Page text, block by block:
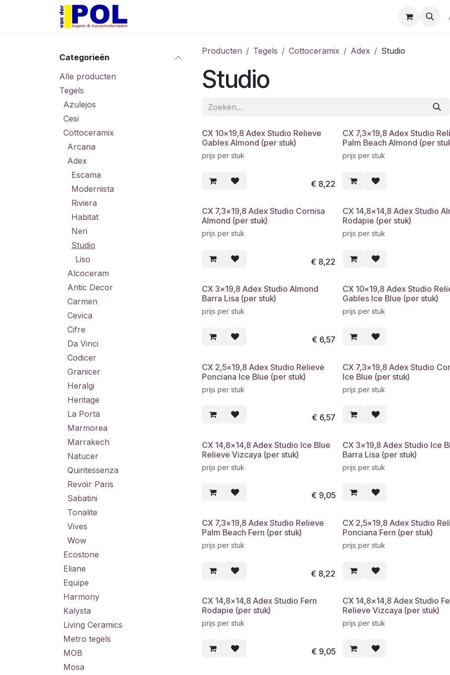
Overslaan naar inhoud
Categorieën
Alle producten
Tegels
Azulejos
Cesi
Cottoceramix
Arcana
Adex
Escama
Modernista
Riviera
Habitat
Neri
Studio
Liso
Alcoceram
Antic Decor
Carmen
Cevica
Cifre
Da Vinci
Codicer
Granicer
Heralgi
Heritage
La Porta
Marmorea
Marrakech
Natucer
Quintessenza
Revoir Paris
Sabatini
Tonalite
Vives
Wow
Ecostone
Eliane
Equipe
Harmony
Kalysta
Living Ceramics
Metro tegels
MOB
Mosa
Producten Tegels Cottoceramix Adex Studio
Studio
CX 10x19,8 Adex Studio Relieve
Gables Almond (per stuk)
prijs per stuk
€ 8,22
CX 7,3x19,8 Adex Studio
Palm Beach Almond (per
prijs per stuk
CX 7,3x19,8 Adex Studio Cornisa
Almond (per stuk)
prijs per stuk
€ 8,22
CX 14,8x14,8 Adex Studio
Rodapie (per stuk)
prijs per stuk
CX 3x19,8 Adex Studio Almond
Barra Lisa (per stuk)
prijs per stuk
€ 6,57
CX 10x19,8 Adex Studio
Gables Ice Blue (per stuk)
prijs per stuk
CX 2,5x19,8 Adex Studio Relieve
Ponciana Ice Blue (per stuk)
prijs per stuk
€ 6,57
CX 7,3x19,8 Adex Studio
Ice Blue (per stuk)
prijs per stuk
CX 14,8x14,8 Adex Studio Ice Blue
Relieve Vizcaya (per stuk)
prijs per stuk
€ 9,05
CX 3x19,8 Adex Studio Ice
Barra Lisa (per stuk)
prijs per stuk
CX 7,3x19,8 Adex Studio Relieve
Palm Beach Fern (per stuk)
prijs per stuk
€ 8,22
CX 2,5x19,8 Adex Studio
Ponciana Fern (per stuk)
prijs per stuk
CX 14,8x14,8 Adex Studio Fern
Rodapie (per stuk)
prijs per stuk
€ 9,05
CX 14,8x14,8 Adex Studio
Relieve Vizcaya (per stuk)
prijs per stuk